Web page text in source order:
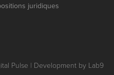
juridiques
Pulse | Development by Lab9